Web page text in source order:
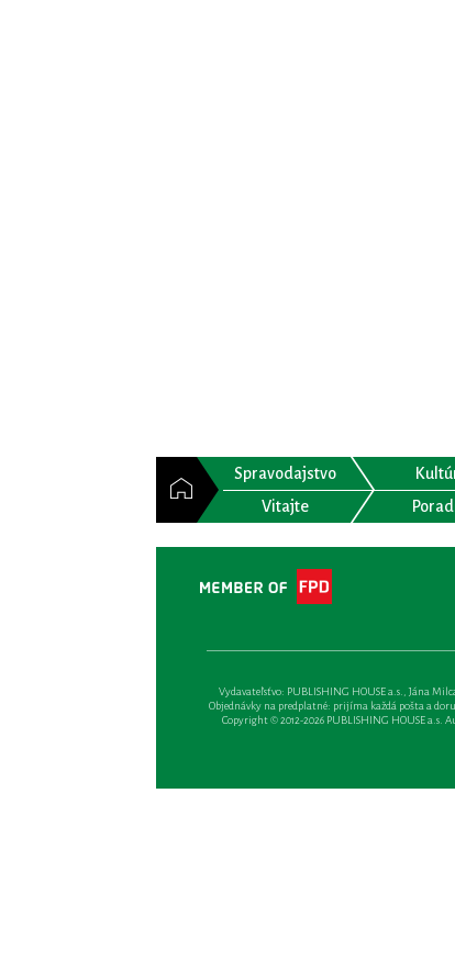
Spravodajstvo
Vitajte
Vydavateľsťvo: PUBLISHING HOUSE a.s., Jána
Objednávky na predplatné: prijíma každá pošta a
Copyright © 2012-2026 PUBLISHING HOUSE a.s.